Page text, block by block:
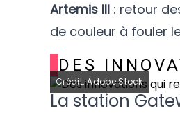
Artemis III : retour
de couleur à fouler
DES
Crédit: Adobe Stock
La station